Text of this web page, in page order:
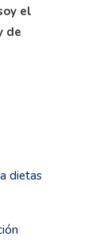
el
de
dietas